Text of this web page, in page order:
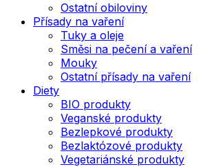
Ostatní obiloviny
Přísady na vaření
Tuky a oleje
Směsi na pečení a vaření
Mouky
Ostatní přísady na vaření
Diety
BIO produkty
Veganské produkty
Bezlepkové produkty
Bezlaktózové produkty
Vegetariánské produkty